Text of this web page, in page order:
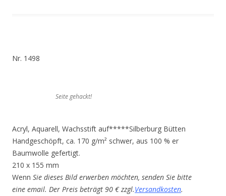
Nr. 1498
Seite gehackt!
Acryl, Aquarell, Wachsstift auf*****Silberburg Bütten
Handgeschöpft, ca. 170 g/m² schwer, aus 100 % er
Baumwolle gefertigt.
210 x 155 mm
Wenn Sie dieses Bild erwerben möchten, senden Sie bitte
eine email. Der Preis beträgt 90 € zzgl.Versandkosten.